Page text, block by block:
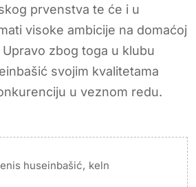
prvenstva te će i u
visoke ambicije na domaćoj
zbog toga u klubu
svojim kvalitetama
u veznom redu.
huseinbašić, keln